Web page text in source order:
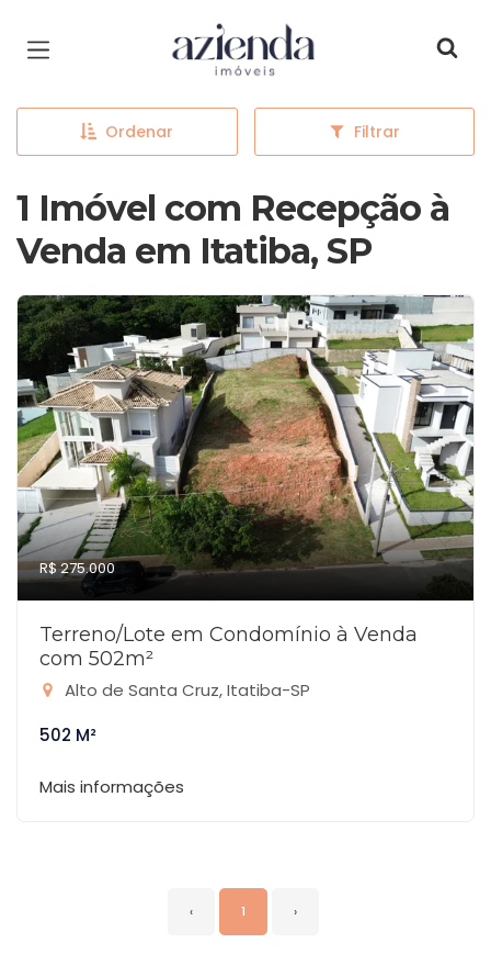
Página inicial
Ordenar Filtrar
1 Imóvel com Recepção à
Venda em Itatiba, SP
R$ 275.000
Terreno/Lote em Condomínio à Venda
com 502m²
Alto de Santa Cruz, Itatiba-SP
502 M²
Mais informações
‹ 1 ›